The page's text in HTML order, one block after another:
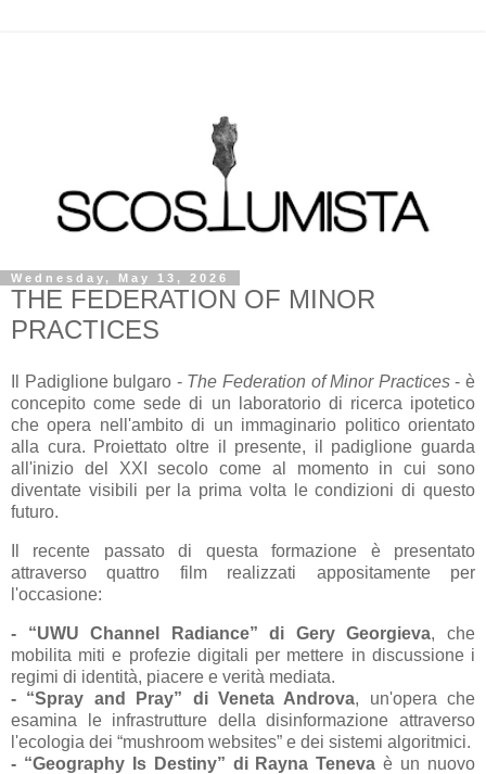
Wednesday, May 13, 2026
THE FEDERATION OF MINOR
PRACTICES
Il Padiglione bulgaro - The Federation of Minor Practices- è
concepito come sede di un laboratorio di ricerca ipotetico
che opera nell'ambito di un immaginario politico orientato
alla cura. Proiettato oltre il presente, il padiglione guarda
all'inizio del XXI secolo come al momento in cui sono
diventate visibili per la prima volta le condizioni di questo
futuro.
Il recente passato di questa formazione è presentato
attraverso quattro film realizzati appositamente per
l'occasione:
- “UWU Channel Radiance” di Gery Georgieva, che
mobilita miti e profezie digitali per mettere in discussione i
regimi di identità, piacere e verità mediata.
- “Spray and Pray” di Veneta Androva, un'opera che
esamina le infrastrutture della disinformazione attraverso
l'ecologia dei “mushroom websites” e dei sistemi algoritmici.
- “Geography Is Destiny” di Rayna Teneva è un nuovo